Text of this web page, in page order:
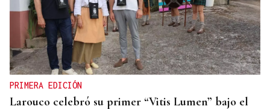
PRIMERA EDICIÓN
Larouco celebró su primer “Vitis Lumen” bajo el